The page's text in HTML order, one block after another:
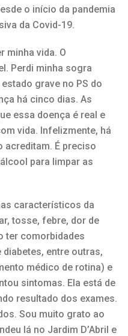
o início da pandemia
da Covid-19.
minha vida. O
Perdi minha sogra
grave no PS do
há cinco dias. As
essa doença é real e
vida. Infelizmente, há
acreditam. É preciso
para limpar as
característicos da
tosse, febre, dor de
ter comorbidades
entre outras,
médico de rotina) e
sintomas. Ela está de
resultado dos exames.
Sou muito grato ao
lá no Jardim D’Abril e